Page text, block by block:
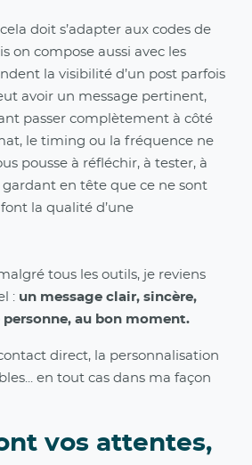
doit s’adapter aux codes de
on compose aussi avec les
la visibilité d’un post parfois
avoir un message pertinent,
passer complètement à côté
le timing ou la fréquence ne
pousse à réfléchir, à tester, à
en tête que ce ne sont
la qualité d’une
tous les outils, je reviens
: un message clair, sincère,
personne, au bon moment.
direct, la personnalisation
en tout cas dans ma façon
vos attentes,